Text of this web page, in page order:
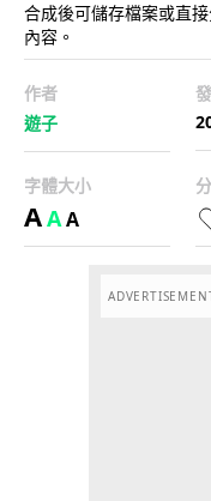
合成後可儲存檔案或直
內容。
作者
遊子
字體大小
AAA